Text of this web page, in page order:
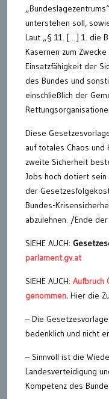
unterstehen soll,
Laut „§ 11. […] 1. die
Kasernen zum
Einsatzfähigkeit der
des Bundes und
einschließlich der
Diese
auf totales Chaos und
zweite Sicherheit
Jobs hoch dotiert sein
der
Bundes-
abzulehnen. /Ende
SIEHE AUCH:
parlament.gv.at
SIEHE AUCH: Aufbruch
genommen. Hier die
– Die
bedenklich und nicht
– Sinnvoll ist die
Landesverteidigung
Kompetenz des